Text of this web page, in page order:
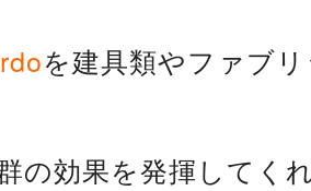
を建具類やファブ
の効果を発揮してく